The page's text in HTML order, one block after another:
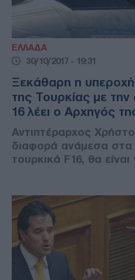
ΕΛΛΑΔΑ
30/10/2017 - 19:31
Ξεκάθαρη η υπεροχή
της Τουρκίας με
16 λέει ο Αρχηγός
Αντιπτέραρχος
διαφορά ανάμεσα στα
τουρκικά F16, θα είναι